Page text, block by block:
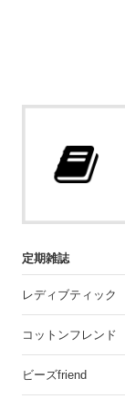
定期雑誌
レディブティック
コットンフレンド
ビーズfriend